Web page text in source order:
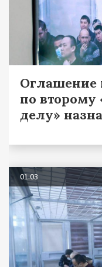
Оглашение
по второму
делу»
01.03